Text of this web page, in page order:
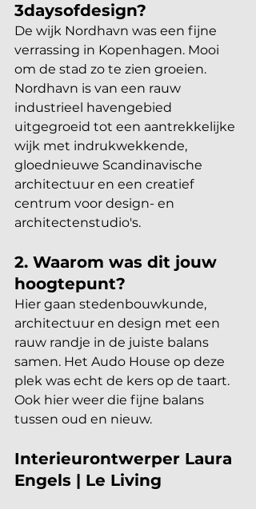
3daysofdesign?
De wijk Nordhavn was een fijne
verrassing in Kopenhagen. Mooi
om de stad zo te zien groeien.
Nordhavn is van een rauw
industrieel havengebied
uitgegroeid tot een aantrekkelijke
wijk met indrukwekkende,
gloednieuwe Scandinavische
architectuur en een creatief
centrum voor design- en
architectenstudio's.
2. Waarom was dit jouw
hoogtepunt?
Hier gaan stedenbouwkunde,
architectuur en design met een
rauw randje in de juiste balans
samen. Het Audo House op deze
plek was echt de kers op de taart.
Ook hier weer die fijne balans
tussen oud en nieuw.
Interieurontwerper Laura
Engels | Le Living